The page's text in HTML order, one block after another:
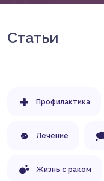
Статьи
Профилактика
Лечение
Жизнь с раком